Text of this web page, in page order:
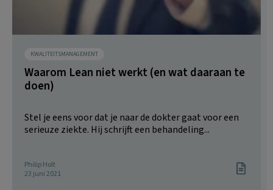
KWALITEITSMANAGEMENT
Waarom Lean niet werkt (en wat daaraan te
doen)
Stel je eens voor dat je naar de dokter gaat voor een
serieuze ziekte. Hij schrijft een behandeling...
Philip Holt
23 juni 2021